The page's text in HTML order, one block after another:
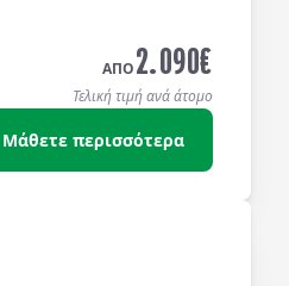
ΑΠΟ2.090€
Τελική τιμή ανά άτομο
Μάθετε περισσότερα